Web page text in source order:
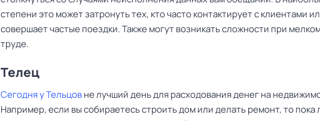
степени это может затронуть тех, кто часто контактирует с клиентами
совершает частые поездки. Также могут возникать сложности при
труде.
Телец
Сегодня у Тельцовне лучший день для расходования денег на
Например, если вы собираетесь строить дом или делать ремонт, то пока